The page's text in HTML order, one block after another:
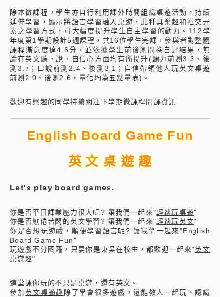
除本微課程，學生亦自行利用課外時間組織桌遊活動，持續
延伸學習，顯示將語言學習融入桌遊，此種具樂趣和社交元
素之學習方式，可大幅度提升學生自主學習的動力。112學
年度第1學期設計5週課程，共16位學生完課，參與者對整體
課程滿意度達4.6分，並依據學生前後測問卷自評結果，無
論在英文聽、說、自信心方面均有所提升(聽力前測3.3、後
測3.7；口說前測2.4、後測3.1；自信帶領他人玩英文桌遊
前測2.0、後測2.6，量化均為五點量表)。
歡迎有興趣的同學持續關注下學期微課程開課資訊
English Board Game Fun
英 文 桌 遊 趣
Let's play board games.
你是否平日課業壓力很大呢? 讓我們一起來"輕鬆玩桌遊"
你是否厭倦苦悶的英文學習? 讓我們一起來"輕鬆玩英文"
你是否想玩遊戲，順便學習語言呢? 讓我們一起來"English
Board Game Fun"
玩遊戲不分國籍，只要你是東吳在校生，都歡迎一起來"英文
桌遊趣"
這堂課你玩的不只是桌遊，還有英文。
參加英文桌遊趣 除了學會很多遊戲，還能教人一起玩、認識